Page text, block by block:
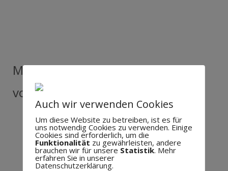
Mit freundlicher Unterstützung
von:
Auch wir verwenden Cookies
Um diese Website zu betreiben, ist es für
uns notwendig Cookies zu verwenden. Einige
Cookies sind erforderlich, um die
Funktionalität zu gewährleisten, andere
brauchen wir für unsere Statistik. Mehr
erfahren Sie in unserer
Datenschutzerklärung.